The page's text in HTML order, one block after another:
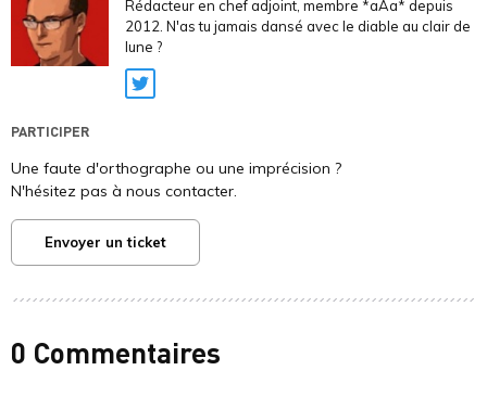
Rédacteur en chef adjoint, membre *aAa* depuis
2012. N'as tu jamais dansé avec le diable au clair de
lune ?
Twitter
PARTICIPER
Une faute d'orthographe ou une imprécision ?
N'hésitez pas à nous contacter.
Envoyer un ticket
0 Commentaires